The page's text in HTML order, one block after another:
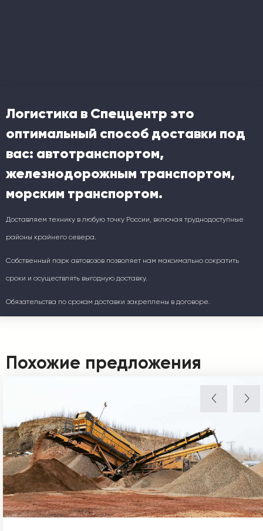
Логистика в Спеццентр это
оптимальный способ доставки под
вас: автотранспортом,
железнодорожным транспортом,
морским транспортом.
Доставляем технику в любую точку России, включая труднодоступные
районы крайнего севера.
Собственный парк автовозов позволяет нам максимально сократить
сроки и осуществлять выгодную доставку.
Обязательства по срокам доставки закреплены в договоре.
Похожие предложения